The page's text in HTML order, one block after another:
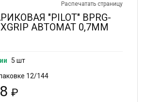
Распечатать страницу
"PILOT" BPRG-
АВТОМАТ 0,7ММ
5 шт
12/144
₽